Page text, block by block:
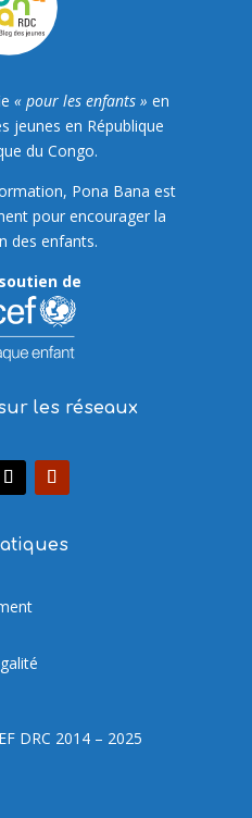
« pour les enfants » en
jeunes en République
du Congo.
Pona Bana est
pour encourager la
des enfants.
de
les réseaux
DRC 2014 – 2025